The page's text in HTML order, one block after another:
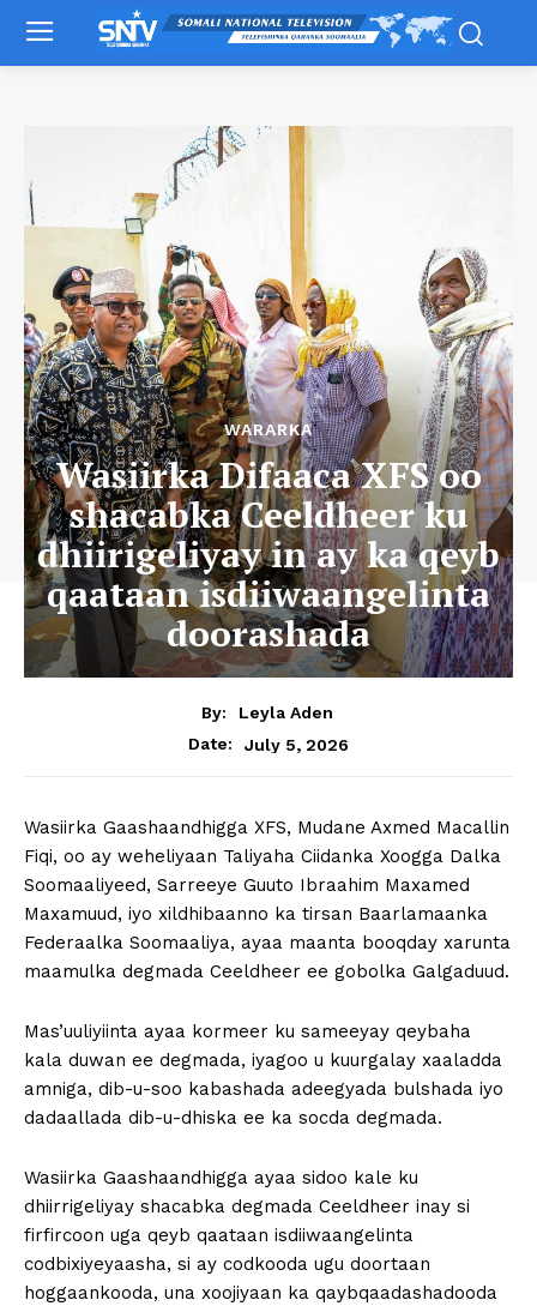
WARARKA
Wasiirka Difaaca XFS oo
shacabka Ceeldheer ku
dhiirigeliyay in ay ka qeyb
qaataan isdiiwaangelinta
doorashada
By:
Leyla Aden
Date:
July 5, 2026
Wasiirka Gaashaandhigga XFS, Mudane Axmed Macallin
Fiqi, oo ay weheliyaan Taliyaha Ciidanka Xoogga Dalka
Soomaaliyeed, Sarreeye Guuto Ibraahim Maxamed
Maxamuud, iyo xildhibaanno ka tirsan Baarlamaanka
Federaalka Soomaaliya, ayaa maanta booqday xarunta
maamulka degmada Ceeldheer ee gobolka Galgaduud.
Mas’uuliyiinta ayaa kormeer ku sameeyay qeybaha
kala duwan ee degmada, iyagoo u kuurgalay xaaladda
amniga, dib-u-soo kabashada adeegyada bulshada iyo
dadaallada dib-u-dhiska ee ka socda degmada.
Wasiirka Gaashaandhigga ayaa sidoo kale ku
dhiirrigeliyay shacabka degmada Ceeldheer inay si
firfircoon uga qeyb qaataan isdiiwaangelinta
codbixiyeyaasha, si ay codkooda ugu doortaan
hoggaankooda, una xoojiyaan ka qaybqaadashadooda